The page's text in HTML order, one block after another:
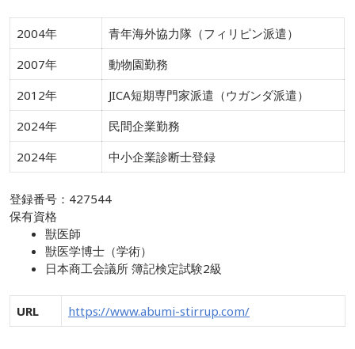
2004年
青年海外協力隊（フィリピン派遣）
2007年
動物園勤務
2012年
JICA短期専門家派遣（ウガンダ派遣）
2024年
民間企業勤務
2024年
中小企業診断士登録
登録番号：427544
保有資格
獣医師
獣医学博士（学術）
日本商工会議所 簿記検定試験2級
URL https://www.abumi-stirrup.com/